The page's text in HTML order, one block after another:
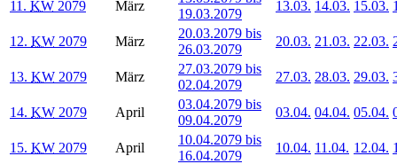
11. KW 2079 März
19.03.2079
13.03. 14.03. 15.03.
12. KW 2079 März
20.03.2079 bis
26.03.2079
20.03. 21.03. 22.03.
13. KW 2079 März
27.03.2079 bis
02.04.2079
27.03. 28.03. 29.03.
14. KW 2079 April
03.04.2079 bis
09.04.2079
03.04. 04.04. 05.04.
15. KW 2079 April
10.04.2079 bis
16.04.2079
10.04. 11.04. 12.04.